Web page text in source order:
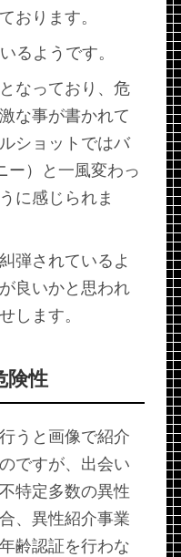
おります。
るようです。
なっており、危
な事が書かれて
ショットではバ
ー）と一風変わっ
に感じられま
弾されているよ
良いかと思われ
します。
険性
うと画像で紹介
ですが、出会い
特定多数の異性
、異性紹介事業
齢認証を行わな